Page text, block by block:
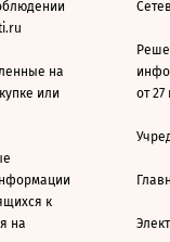
на
или
к
на
от